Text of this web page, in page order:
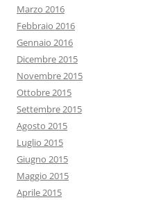
Marzo 2016
Febbraio 2016
Gennaio 2016
Dicembre 2015
Novembre 2015
Ottobre 2015
Settembre 2015
Agosto 2015
Luglio 2015
Giugno 2015
Maggio 2015
Aprile 2015